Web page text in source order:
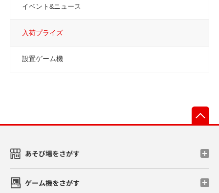
イベント&ニュース
入荷プライズ
設置ゲーム機
あそび場をさがす
ゲーム機をさがす